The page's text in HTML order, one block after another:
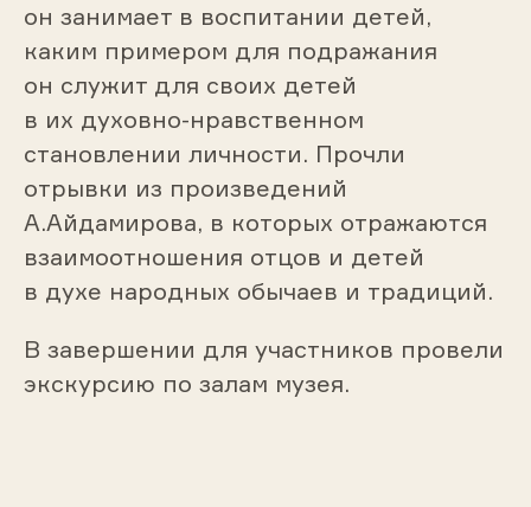
он занимает в воспитании детей,
каким примером для подражания
он служит для своих детей
в их духовно-нравственном
становлении личности. Прочли
отрывки из произведений
А.Айдамирова, в которых отражаются
взаимоотношения отцов и детей
в духе народных обычаев и традиций.
В завершении для участников провели
экскурсию по залам музея.